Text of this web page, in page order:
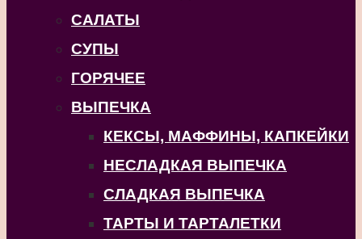
САЛАТЫ
СУПЫ
ГОРЯЧЕЕ
ВЫПЕЧКА
КЕКСЫ, МАФФИНЫ, КАПКЕЙКИ
НЕСЛАДКАЯ ВЫПЕЧКА
СЛАДКАЯ ВЫПЕЧКА
ТАРТЫ И ТАРТАЛЕТКИ